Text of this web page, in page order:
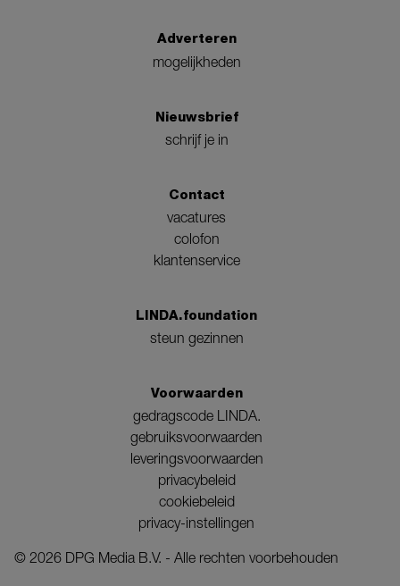
Adverteren
mogelijkheden
Nieuwsbrief
schrijf je in
Contact
vacatures
colofon
klantenservice
LINDA.foundation
steun gezinnen
Voorwaarden
gedragscode LINDA.
gebruiksvoorwaarden
leveringsvoorwaarden
privacybeleid
cookiebeleid
privacy-instellingen
© 2026 DPG Media B.V. - Alle rechten voorbehouden